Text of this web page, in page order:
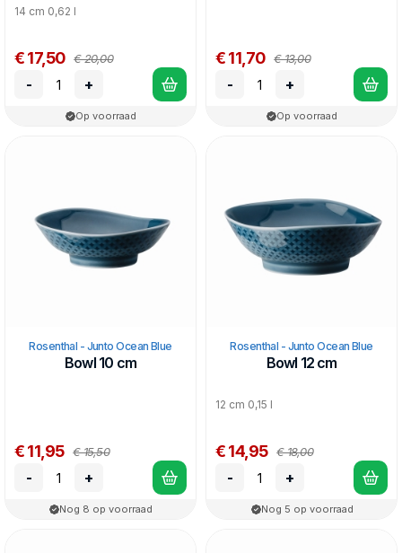
14 cm 0,62 l
€ 17,50 € 20,00
- +
Op voorraad
€ 11,70 € 13,00
- +
Op voorraad
Rosenthal - Junto Ocean Blue
Bowl 10 cm
€ 11,95 € 15,50
- +
Nog 8 op voorraad
Rosenthal - Junto Ocean Blue
Bowl 12 cm
12 cm 0,15 l
€ 14,95 € 18,00
- +
Nog 5 op voorraad